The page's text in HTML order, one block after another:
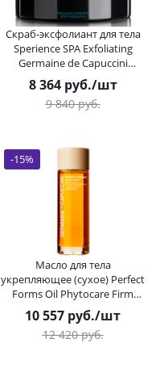
Скраб-эксфолиант для тела
Sperience SPA Exfoliating
Germaine de Capuccini
(Жермен Де Капучини) 200
мл
8 364руб./шт
9 840руб.
Масло для тела
укрепляющее (сухое) Perfect
Forms Oil Phytocare Firm
Tonic Oil Germaine de
Capuccini (Жермен Де
Капучини) 100 мл
10 557 руб./шт
12 420руб.
-15%